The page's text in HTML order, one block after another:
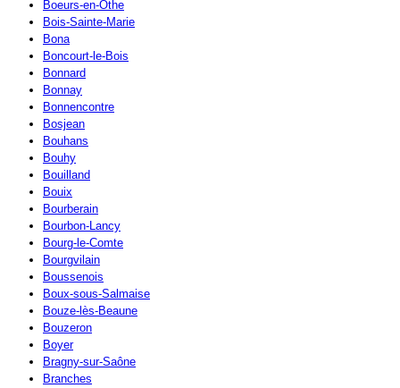
Boeurs-en-Othe
Bois-Sainte-Marie
Bona
Boncourt-le-Bois
Bonnard
Bonnay
Bonnencontre
Bosjean
Bouhans
Bouhy
Bouilland
Bouix
Bourberain
Bourbon-Lancy
Bourg-le-Comte
Bourgvilain
Boussenois
Boux-sous-Salmaise
Bouze-lès-Beaune
Bouzeron
Boyer
Bragny-sur-Saône
Branches